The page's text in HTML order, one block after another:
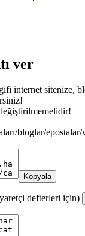
ver
internet sitenize,
bloglar/
Kopyala
defterleri için)